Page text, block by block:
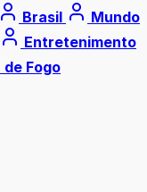
Brasil
Mundo
Entretenimento
de Fogo